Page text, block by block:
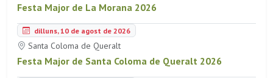
Festa Major de La Morana 2026
dilluns, 10 de agost de 2026
Santa Coloma de Queralt
Festa Major de Santa Coloma de Queralt 2026